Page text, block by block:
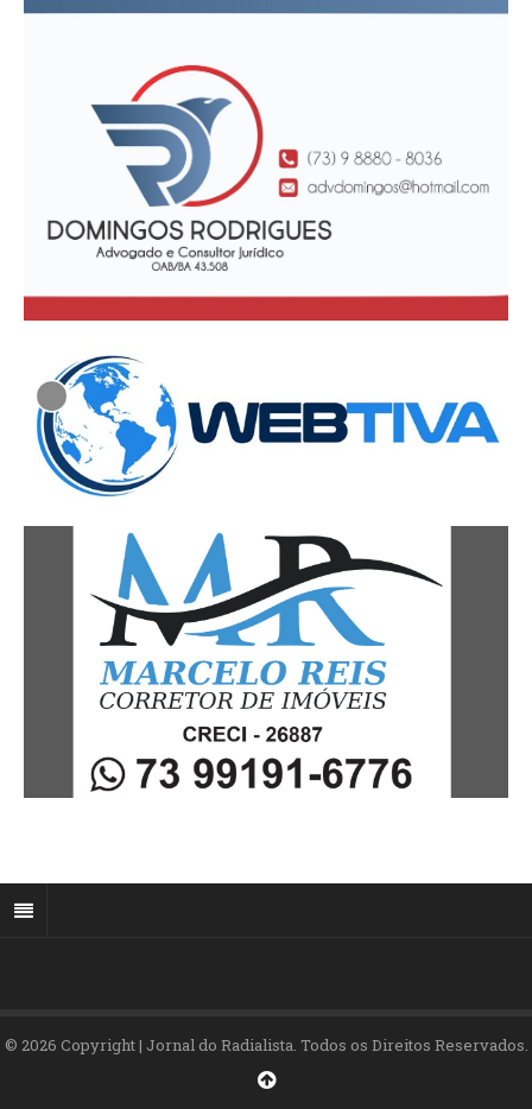
© 2026 Copyright | Jornal do Radialista. Todos os Direitos Reservados.